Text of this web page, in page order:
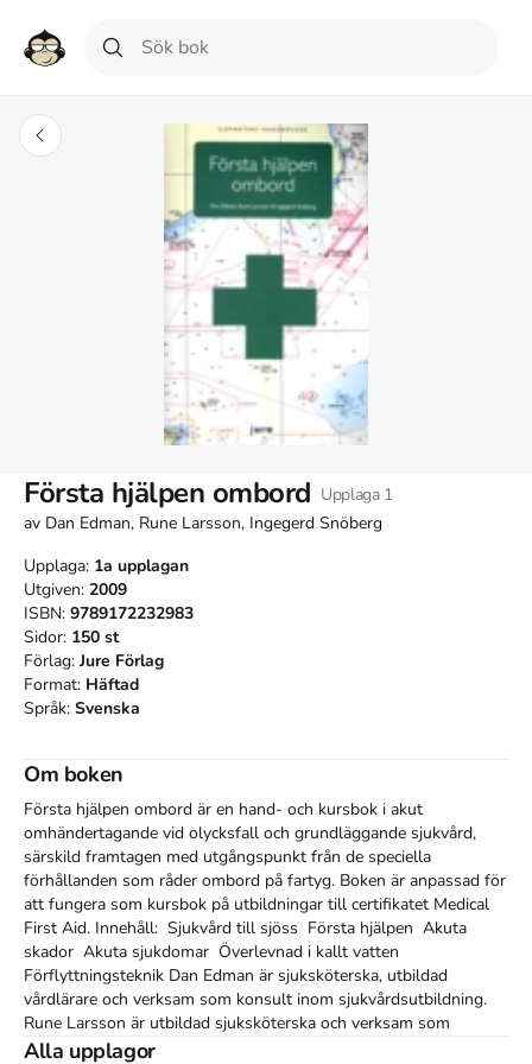
Första hjälpen ombord Upplaga 1
av Dan Edman, Rune Larsson, Ingegerd Snöberg
Upplaga: 1a upplagan
Utgiven: 2009
ISBN: 9789172232983
Sidor: 150 st
Förlag:Jure Förlag
Format: Häftad
Språk: Svenska
Om boken
Första hjälpen ombord är en hand- och kursbok i akut
omhändertagande vid olycksfall och grundläggande sjukvård,
särskild framtagen med utgångspunkt från de speciella
förhållanden som råder ombord på fartyg. Boken är anpassad för
att fungera som kursbok på utbildningar till certifikatet Medical
First Aid. Innehåll:  Sjukvård till sjöss  Första hjälpen  Akuta
skador  Akuta sjukdomar  Överlevnad i kallt vatten 
Förflyttningsteknik Dan Edman är sjuksköterska, utbildad
vårdlärare och verksam som konsult inom sjukvårdsutbildning.
Rune Larsson är utbildad sjuksköterska och verksam som
adjunkt och ämnesansvarig för hälso- och sjukvårdsutbildningen
Alla upplagor